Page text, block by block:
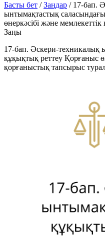
Басты бет /Заңдар / 17-бап.
ынтымақтастық
өнеркәсібі және
Заңы
17-бап. Әскери-техникалық
құқықтық реттеу Қорғаныс
қорғаныстық тапсырыс